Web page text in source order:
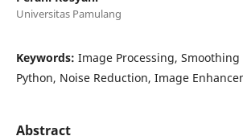
Universitas Pamulang
Keywords: Image Processing, Smoothing
Python, Noise Reduction, Image
Abstract